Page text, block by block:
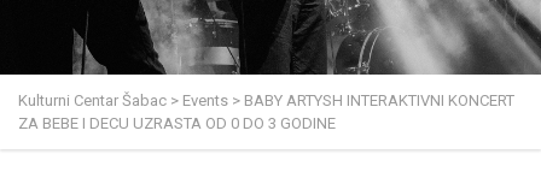
Kulturni Centar Šabac > Events > BABY ARTYSH INTERAKTIVNI KONCERT
ZA BEBE I DECU UZRASTA OD 0 DO 3 GODINE